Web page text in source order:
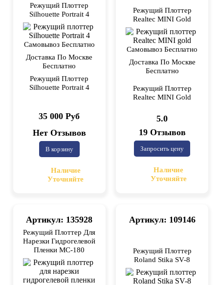
Режущий Плоттер
Silhouette Portrait 4
Самовывоз Бесплатно
Доставка По Москве
Бесплатно
Режущий Плоттер
Silhouette Portrait 4
35 000 Руб
Нет Отзывов
В корзину
Наличие
Уточняйте
Режущий Плоттер
Realtec MINI Gold
Самовывоз Бесплатно
Доставка По Москве
Бесплатно
Режущий Плоттер
Realtec MINI Gold
5.0
19 Отзывов
Запросить цену
Наличие
Уточняйте
Артикул: 135928
Режущий Плоттер Для
Нарезки Гидрогелевой
Пленки MC-180
Артикул: 109146
Режущий Плоттер
Roland Stika SV-8